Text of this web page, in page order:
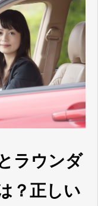
ラウンダ
？正しい